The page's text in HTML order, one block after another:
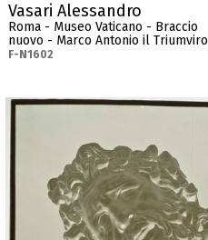
Vasari Alessandro
Roma - Museo Vaticano - Braccio
nuovo - Marco Antonio il Triumviro
F-N1602